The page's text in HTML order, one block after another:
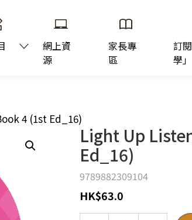
網上資
源
家長專
區
訂
學」
4 (1st Ed_16)
Light Up
Ed_16)
9789882309104
HK$63.0